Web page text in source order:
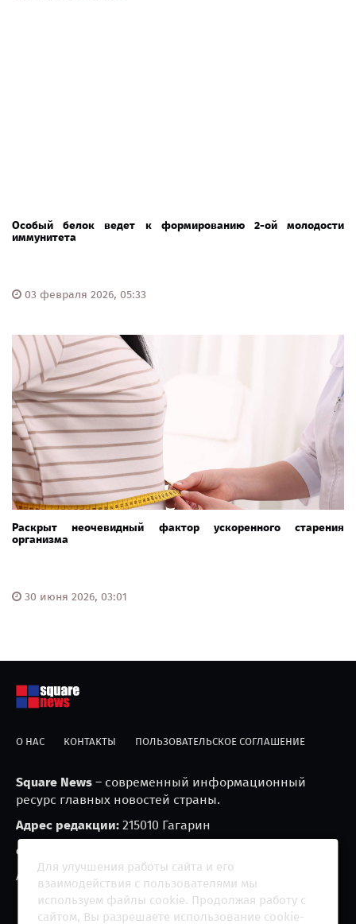
Особый белок ведет к формированию 2-ой молодости
иммунитета
03 февраля 2026, 05:33
Раскрыт неочевидный фактор ускоренного старения
организма
30 июня 2026, 03:01
О НАС КОНТАКТЫ ПОЛЬЗОВАТЕЛЬСКОЕ СОГЛАШЕНИЕ
Square News – современный информационный
ресурс главных новостей страны.
Адрес редакции: 215010 Гагарин
e-mail:
Агрегатор новостей «Square news» (18+)
Для улучшения работы сайта и его
взаимодействия с пользователями мы
используем файлы cookie. Продолжая работу с
сайтом, Вы разрешаете использование cookie-